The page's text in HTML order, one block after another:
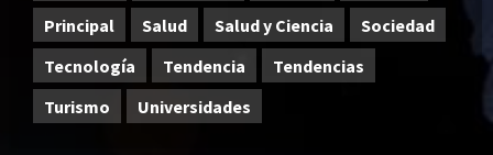
Principal
Salud Salud y Ciencia
Sociedad
Tecnología
Tendencia
Tendencias
Turismo
Universidades